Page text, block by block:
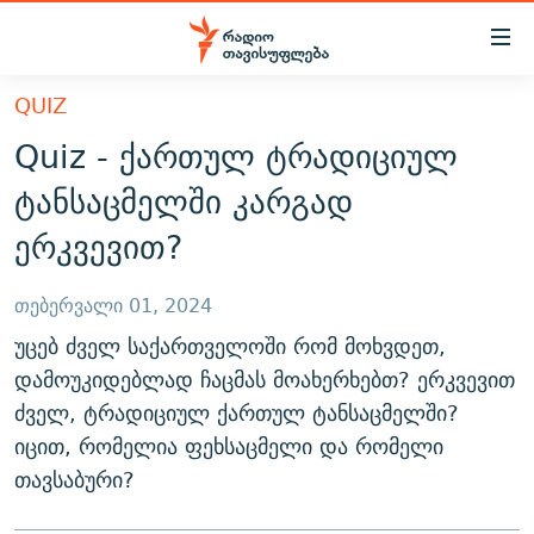
Accessibility
მთავარ
შინაარსზე
დაბრუნება
მთავარ
ნავიგაციაზე
დაბრუნება
ძიებაზე
დაბრუნება
ᲐᲮᲐᲚᲘ ᲐᲛᲑᲔᲑᲘ
ᲗᲔᲛᲔᲑᲘ
ᲞᲝᲚᲘᲢᲘᲙᲐ
ᲔᲙᲝᲜᲝᲛᲘᲙᲐ
ᲡᲐᲖᲝᲒᲐᲓᲝᲔᲑᲐ
ᲙᲣᲚᲢᲣᲠᲐ
ᲡᲞᲝᲠᲢᲘ
ᲕᲘᲓᲔᲝ
ᲑᲚᲝᲒᲔᲑᲘ
ᲞᲝᲓᲙᲐᲡᲢᲔᲑᲘ
ᲐᲡᲐᲗᲘᲐᲜᲘᲡ ᲙᲣᲗᲮᲔ
ᲜᲘᲙᲝᲡ ᲞᲝᲓᲙᲐᲡᲢᲘ
60 ᲓᲔᲪᲘᲑᲔᲚᲘ
ᲒᲐᲜᲙᲘᲗᲮᲕᲘᲡ ᲓᲦᲔ
ᲒᲐᲓᲐᲪᲔᲛᲔᲑᲘ
ᲗᲐᲕᲘᲡᲣᲤᲚᲔᲑᲘᲡ ᲛᲝᲜᲘᲢᲝᲠᲘ
ᲤᲔᲜᲝᲕᲐᲜᲘ - 2.10
ᲗᲥᲕᲔᲜᲘ ᲞᲣᲑᲚᲘᲙᲐᲪᲘᲔᲑᲘ
ᲞᲠᲝᲔᲥᲢᲔᲑᲘ
ᲣᲙᲠᲐᲘᲜᲐᲨᲘ ᲓᲐᲦᲣᲞᲣᲚᲘ ᲥᲐᲠᲗᲕᲔᲚᲘ ᲛᲔᲑᲠᲫᲝᲚᲔᲑᲘ - 2022
ЭХО КАВКАЗА
QUIZ
Quiz - ქართულ ტრადიციულ
ტანსაცმელში კარგად
ერკვევით?
თებერვალი 01, 2024
უცებ ძველ საქართველოში რომ მოხვდეთ,
დამოუკიდებლად ჩაცმას მოახერხებთ? ერკვევით
ძველ, ტრადიციულ ქართულ ტანსაცმელში?
იცით, რომელია ფეხსაცმელი და რომელი
თავსაბური?